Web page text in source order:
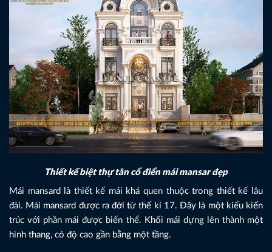
Thiết kế biệt thự tân cổ điển mái mansar đẹp
Mái mansard là thiết kế mái khá quen thuộc trong thiết kế lâu
đài. Mái mansard được ra đời từ thế kỉ 17. Đây là một kiểu kiến
trúc với phần mái được biến thể. Khối mái dựng lên thành một
hình thang, có độ cao gần bằng một tầng.